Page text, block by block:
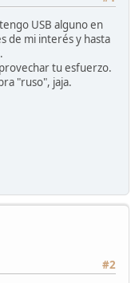
USB alguno en
de mi interés y hasta
tu esfuerzo.
"ruso", jaja.
#2